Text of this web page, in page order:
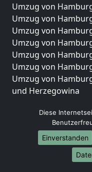
Umzug von
Umzug von
Umzug von
Umzug von
Umzug von
Umzug von
Umzug von
und Herzegowina
Umzug von
Umzug von
Umzug von
Umzug von
Umzug von
Diese
Einverstanden